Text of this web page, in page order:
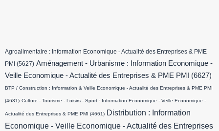
Agroalimentaire : Information Economique - Actualité des Entreprises & PME
PMI (5627) Aménagement - Urbanisme : Information Economique -
Veille Economique - Actualité des Entreprises & PME PMI
(6627)
BTP / Construction : Information & Veille Economique - Actualité des Entreprises & PME PMI
(4631) Culture - Tourisme - Loisirs - Sport : Information Economique - Veille Economique -
Actualité des Entreprises & PME PMI (4661) Distribution : Information
Economique - Veille Economique - Actualité des Entreprises